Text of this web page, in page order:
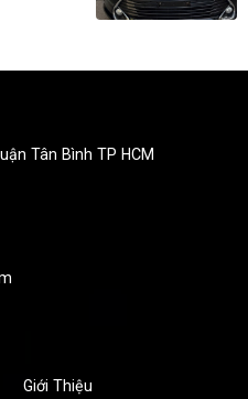
Tân Bình TP HCM
Giới Thiệu